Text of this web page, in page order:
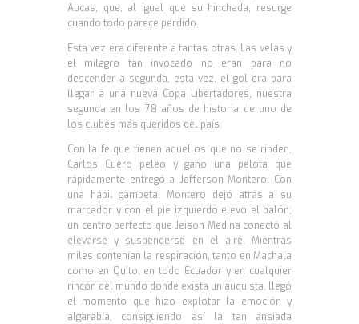
Aucas, que, al igual que su hinchada, resurge
cuando todo parece perdido.
Esta vez era diferente a tantas otras. Las velas y
el milagro tan invocado no eran para no
descender a segunda, esta vez, el gol era para
llegar a una nueva Copa Libertadores, nuestra
segunda en los 78 años de historia de uno de
los clubes más queridos del país.
Con la fe que tienen aquellos que no se rinden,
Carlos Cuero peleó y ganó una pelota que
rápidamente entregó a Jefferson Montero. Con
una hábil gambeta, Montero dejó atrás a su
marcador y con el pie izquierdo elevó el balón;
un centro perfecto que Jeison Medina conectó al
elevarse y suspenderse en el aire. Mientras
miles contenían la respiración, tanto en Machala
como en Quito, en todo Ecuador y en cualquier
rincón del mundo donde exista un auquista, llegó
el momento que hizo explotar la emoción y
algarabía, consiguiendo así la tan ansiada